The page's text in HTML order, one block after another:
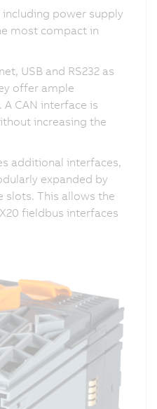
power supply
most compact in
USB and RS232 as
offer ample
CAN interface is
increasing the
additional interfaces,
expanded by
slots. This allows the
fieldbus interfaces